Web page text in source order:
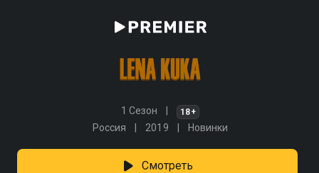
1 Сезон 18+
Россия 2019 Новинки
Смотреть